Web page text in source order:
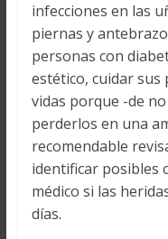
infecciones en las
piernas y
personas con
estético, cuidar sus
vidas porque -de
perderlos en una
recomendable
identificar posibles
médico si las
días.